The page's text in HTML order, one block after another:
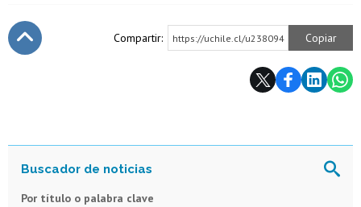
Compartir: https://uchile.cl/u238094 Copiar
Por título o palabra clave